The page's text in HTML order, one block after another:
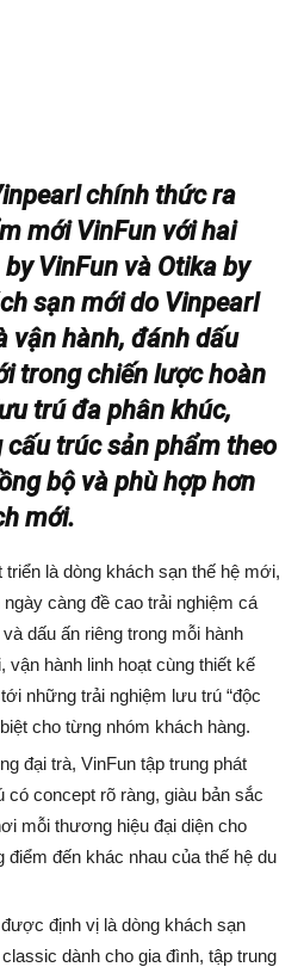
chính thức ra
mới VinFun với hai
VinFun và Otika by
sạn mới do Vinpearl
vận hành, đánh dấu
trong chiến lược hoàn
trú đa phân khúc,
trúc sản phẩm theo
bộ và phù hợp hơn
mới.
là dòng khách sạn thế hệ mới,
càng đề cao trải nghiệm cá
dấu ấn riêng trong mỗi hành
hành linh hoạt cùng thiết kế
những trải nghiệm lưu trú “độc
cho từng nhóm khách hàng.
đại trà, VinFun tập trung phát
concept rõ ràng, giàu bản sắc
mỗi thương hiệu đại diện cho
đến khác nhau của thế hệ du
định vị là dòng khách sạn
dành cho gia đình, tập trung